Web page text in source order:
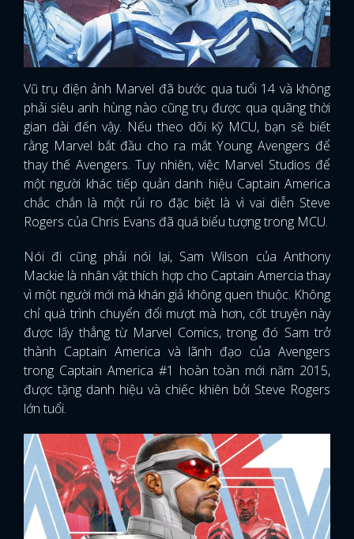
Vũ trụ điện ảnh Marvel đã bước qua tuổi 14 và không
phải siêu anh hùng nào cũng trụ được qua quãng thời
gian dài đến vậy. Nếu theo dõi kỹ MCU, bạn sẽ biết
rằng Marvel bắt đầu cho ra mắt Young Avengers để
thay thế Avengers. Tuy nhiên, việc Marvel Studios để
một người khác tiếp quản danh hiệu Captain America
chắc chắn là một rủi ro đặc biệt là vì vai diễn Steve
Rogers của Chris Evans đã quá biểu tượng trong MCU.
Nói đi cũng phải nói lại, Sam Wilson của Anthony
Mackie là nhân vật thích hợp cho Captain Amercia thay
vì một người mới mà khán giả không quen thuộc. Không
chỉ quá trình chuyển đổi mượt mà hơn, cốt truyện này
được lấy thẳng từ Marvel Comics, trong đó Sam trở
thành Captain America và lãnh đạo của Avengers
trong Captain America #1 hoàn toàn mới năm 2015,
được tặng danh hiệu và chiếc khiên bởi Steve Rogers
lớn tuổi.